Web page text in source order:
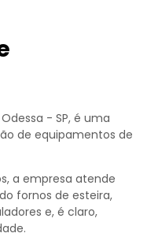
- SP, é uma
de equipamentos de
a empresa atende
fornos de esteira,
e, é claro,